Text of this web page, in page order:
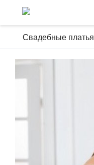
Свадебные платья